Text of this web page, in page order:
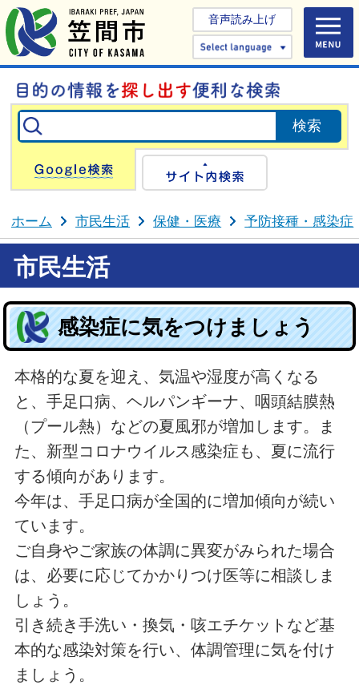
音声読み上げ
Select
Google検索
ホーム 市民生活 保健・医療 予防接種・感染症
市民生活
感染症に気をつけましょう
本格的な夏を迎え、気温や湿度が高くなる
と、手足口病、ヘルパンギーナ、咽頭結膜熱
（プール熱）などの夏風邪が増加します。ま
た、新型コロナウイルス感染症も、夏に流行
する傾向があります。
今年は、手足口病が全国的に増加傾向が続い
ています。
ご自身やご家族の体調に異変がみられた場合
は、必要に応じてかかりつけ医等に相談しま
しょう。
引き続き手洗い・換気・咳エチケットなど基
本的な感染対策を行い、体調管理に気を付け
ましょう。